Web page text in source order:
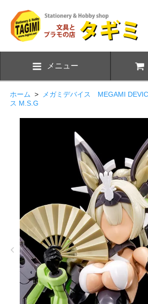
メニュー
ホーム > メガミデバイス MEGAMI
ス M.S.G